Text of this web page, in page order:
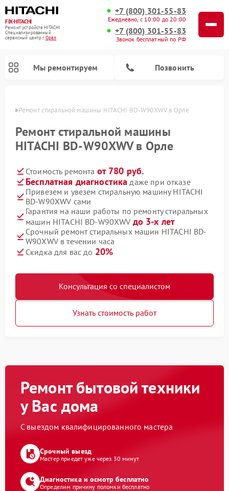
FIX-HITACHI
Ремонт устройств HITACHI
Специализированный
cервисный центр г.Орёл
+7 (800) 301-55-83
Ежедневно, с 10:00 до 20:00
+7 (800) 301-55-83
Звонок бесплатный по РФ
Мы ремонтируем Позвонить
Ремонт стиральной машины HITACHI BD-W90XWV в Орле
Ремонт стиральной машины
HITACHI BD-W90XWV в Орле
Стоимость ремонта от 780 руб.
Бесплатная диагностика даже при отказе
Привезем и увезем стиральную машину HITACHI
BD-W90XWV сами
Гарантия на наши работы по ремонту стиральных
машин HITACHI BD-W90XWV до 3-х лет
Срочный ремонт стиральных машин HITACHI BD-
W90XWV в течении часа
Скидка для вас до 20%
Консультация со специалистом
Узнать стоимость работ
Ремонт бытовой техники
у Вас дома
С выездом квалифицированного мастера
Срочный выезд
Мастер приедет уже через 30 минут
Диагностика и осмотр бесплатно
Определим причину поломки бесплатно